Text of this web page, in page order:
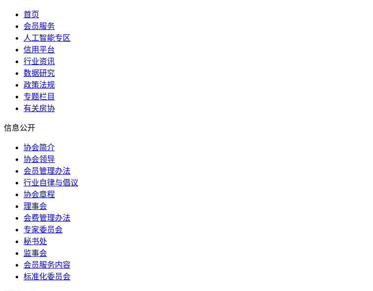
首页
会员服务
人工智能专区
信用平台
行业资讯
数据研究
政策法规
专题栏目
有关房协
信息公开
协会简介
协会领导
会员管理办法
行业自律与倡议
协会章程
理事会
会费管理办法
专家委员会
秘书处
监事会
会员服务内容
标准化委员会